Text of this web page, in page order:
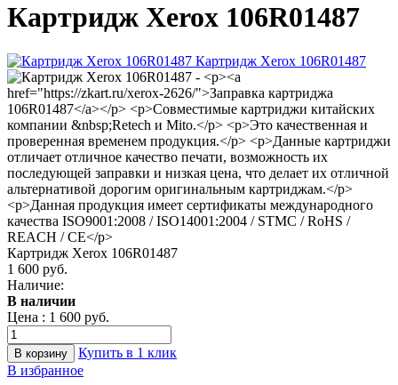
Картридж Xerox 106R01487
Картридж Xerox 106R01487
1 600 руб.
Наличие:
В наличии
Цена : 1 600 руб.
Купить в 1 клик
В избранное